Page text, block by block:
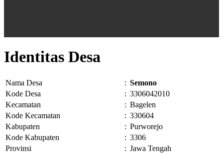
Identitas Desa
Nama Desa : Semono
Kode Desa
: 3306042010
Kecamatan
: Bagelen
Kode Kecamatan
: 330604
Kabupaten
: Purworejo
Kode Kabupaten
: 3306
Provinsi
: Jawa Tengah